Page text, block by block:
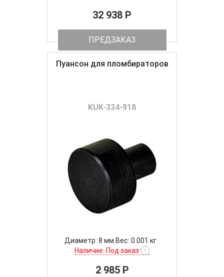
32 938 P
ПРЕДЗАКАЗ
Пуансон для пломбираторов
KUK-334-918
Диаметр: 8 мм Вес: 0.001 кг
Наличие: Под заказ
!
2 985 P